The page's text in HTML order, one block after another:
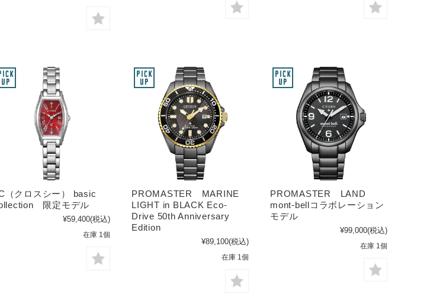
（クロスシー） basic
限定モデル
¥59,400(税込)
在庫 1個
PROMASTER MARINE
LIGHT in BLACK Eco-
Drive 50th Anniversary
Edition
¥89,100(税込)
在庫 1個
PROMASTER LAND
mont-bellコラボレーション
モデル
¥99,000(税込)
在庫 1個